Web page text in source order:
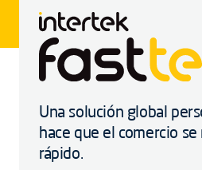
Una solución global
hace que el comercio
rápido.